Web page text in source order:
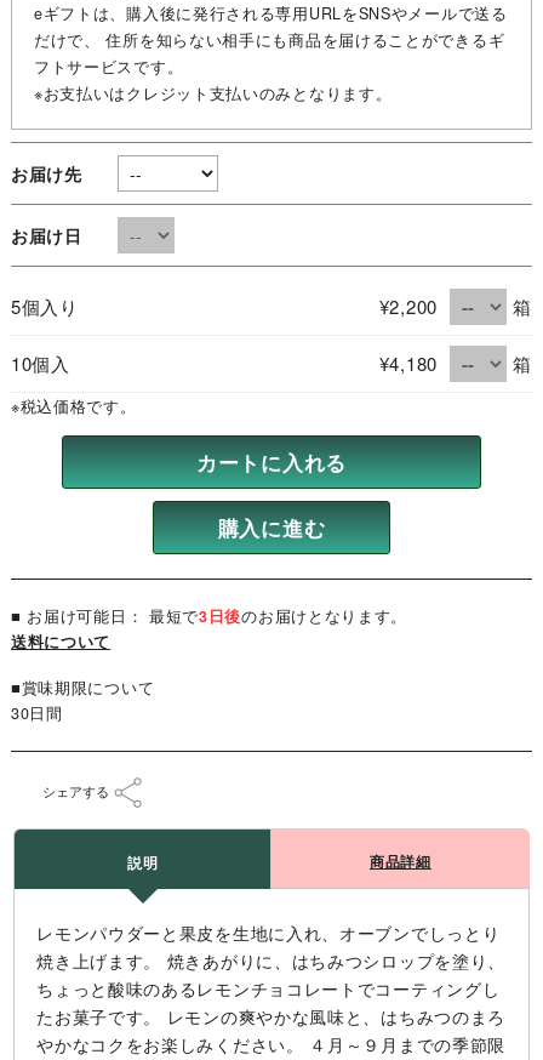
eギフトは、購入後に発行される専用URLをSNSやメールで送る
だけで、 住所を知らない相手にも商品を届けることができるギ
フトサービスです。
※お支払いはクレジット支払いのみとなります。
お届け先
お届け日
5個入り ¥2,200 箱
10個入 ¥4,180 箱
※税込価格です。
カートに入れる
購入に進む
■ お届け可能日： 最短で3日後のお届けとなります。
送料について
■賞味期限について
30日間
シェアする
説明 商品詳細
レモンパウダーと果皮を生地に入れ、オーブンでしっとり
焼き上げます。 焼きあがりに、はちみつシロップを塗り、
ちょっと酸味のあるレモンチョコレートでコーティングし
たお菓子です。 レモンの爽やかな風味と、はちみつのまろ
やかなコクをお楽しみください。 ４月～９月までの季節限